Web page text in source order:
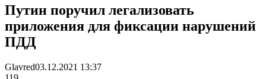
Путин поручил легализовать
приложения для фиксации нарушений
ПДД
Glavred03.12.2021 13:37